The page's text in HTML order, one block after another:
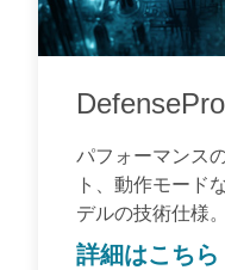
パフォーマンス
ト、動作モード
デルの技術仕様。
詳細はこちら